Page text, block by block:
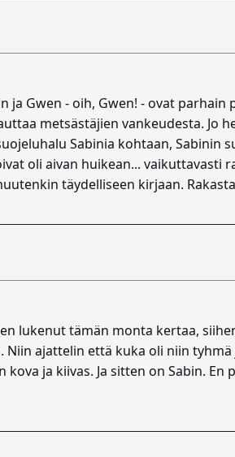
Gwen - oih, Gwen! - ovat
metsästäjien vankeudesta. Jo
Sabinia kohtaan, Sabinin
oli aivan huikean... vaikuttavasti
täydelliseen kirjaan.
lukenut tämän monta kertaa,
ajattelin että kuka oli niin
ja kiivas. Ja sitten on Sabin.